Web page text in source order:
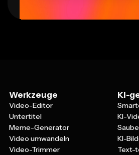
Werkzeuge
Video-Editor
Untertitel
Meme-Generator
Video umwandeln
Video-Trimmer
KI-
KI-
KI-
Text-